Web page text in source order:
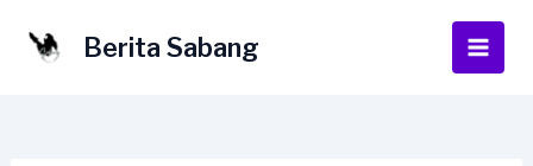
Berita Sabang
Main